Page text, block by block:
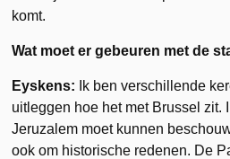
komt.
Wat moet er gebeuren met de
Eyskens:
Ik ben verschillende
uitleggen hoe het met Brussel zit.
Jeruzalem moet kunnen
ook om historische redenen. De